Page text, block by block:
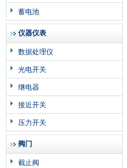
蓄电池
仪器仪表
数据处理仪
光电开关
继电器
接近开关
压力开关
阀门
截止阀